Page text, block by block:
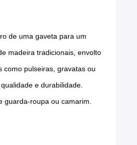
de uma gaveta para um
madeira tradicionais, envolto
como pulseiras, gravatas ou
e durabilidade.
guarda-roupa ou camarim.